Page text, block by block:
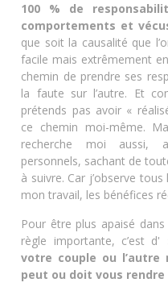
100 % de
comportements et
que soit la causalité que
facile mais extrêmement
chemin de prendre ses
la faute sur l’autre. Et
prétends pas avoir «
ce chemin moi-même.
recherche moi aussi,
personnels, sachant de
à suivre. Car j’observe
mon travail, les bénéfices
Pour être plus apaisé
règle importante, c’est d'
votre couple ou
peut ou doit vous rendre